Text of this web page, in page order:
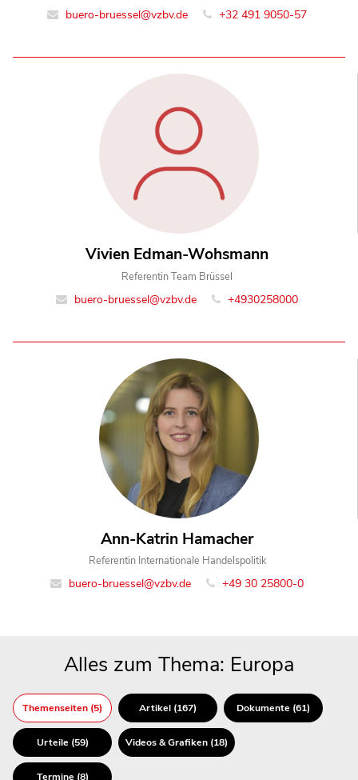
buero-bruessel@vzbv.de +32 491 9050-57
Vivien Edman-Wohsmann
Referentin Team Brüssel
buero-bruessel@vzbv.de +4930258000
Ann-Katrin Hamacher
Referentin Internationale Handelspolitik
buero-bruessel@vzbv.de +49 30 25800-0
Alles zum Thema: Europa
Themenseiten (5) Artikel (167) Dokumente (61)
Urteile (59) Videos & Grafiken (18)
Termine (8)